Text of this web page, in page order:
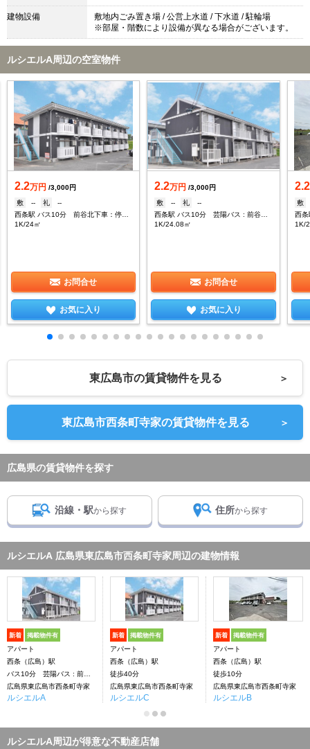
建物設備
敷地内ごみ置き場 / 公営上水道 / 下水道 / 駐輪場
※部屋・階数により設備が異なる場合がございます。
ルシエルA周辺の空室物件
2.2万円 /3,000円
敷
-- 礼
--
西条駅 バス10分 前谷北下車：停歩5分
1K/24㎡
お問合せ
お気に入り
2.2万円 /3,000円
敷
-- 礼
--
1K/24.08㎡
お問合せ
お気に入り
2.2
敷
西
1K/
東広島市の賃貸物件を見る ＞
東広島市西条町寺家の賃貸物件を見る ＞
広島県の賃貸物件を探す
沿線・駅から探す 住所から探す
ルシエルA 広島県東広島市西条町寺家周辺の建物情報
新着 掲載物件有
アパート
西条（広島）駅
バス10分 芸陽バス : 前谷北下車：停歩5分
広島県東広島市西条町寺家
ルシエルA
新着 掲載物件有
アパート
西条（広島）駅
徒歩40分
広島県東広島市西条町寺家
ルシエルC
新着 掲載物件有
アパート
西条（広島）駅
徒歩10分
広島県東広島市西条町寺家
ルシエルB
ルシエルA周辺が得意な不動産店舗